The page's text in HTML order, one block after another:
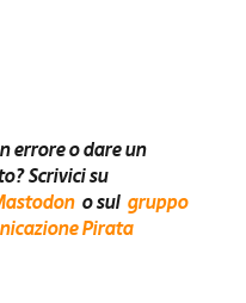
errore o dare un
Scrivici su
o sul gruppo
Pirata